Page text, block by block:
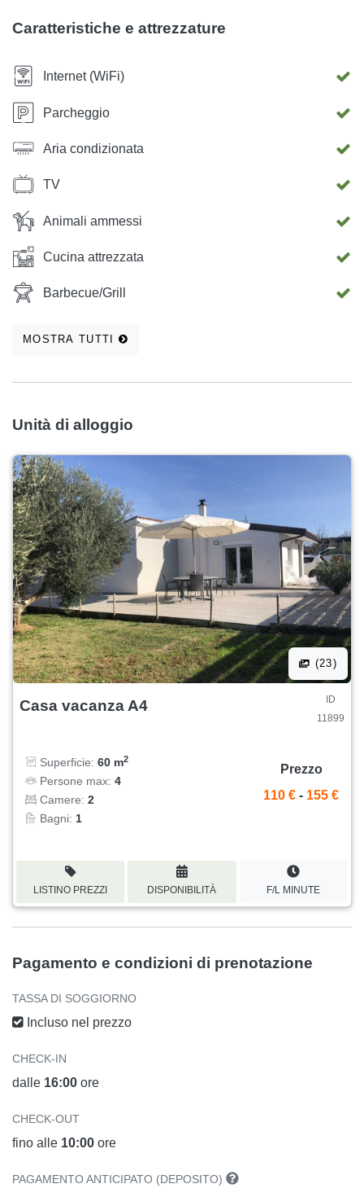
Caratteristiche e attrezzature
Internet (WiFi)
Parcheggio
Aria condizionata
TV
Animali ammessi
Cucina attrezzata
Barbecue/Grill
MOSTRA TUTTI
Unità di alloggio
(23)
Casa vacanza A4
ID
11899
Superficie: 60 m2
Persone max: 4
Camere: 2
Bagni: 1
Prezzo
110 € - 155 €
LISTINO PREZZI DISPONIBILITÀ F/L MINUTE
Pagamento e condizioni di prenotazione
TASSA DI SOGGIORNO
Incluso nel prezzo
CHECK-IN
dalle 16:00 ore
CHECK-OUT
fino alle 10:00 ore
PAGAMENTO ANTICIPATO (DEPOSITO)